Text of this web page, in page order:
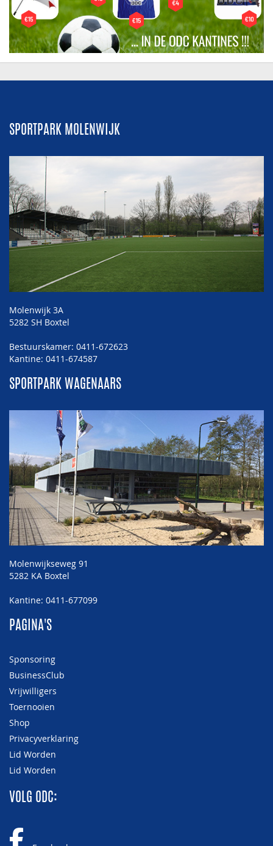
SPORTPARK MOLENWIJK
Molenwijk 3A
5282 SH Boxtel
Bestuurskamer: 0411-672623
Kantine: 0411-674587
SPORTPARK WAGENAARS
Molenwijkseweg 91
5282 KA Boxtel
Kantine: 0411-677099
PAGINA'S
Sponsoring
BusinessClub
Vrijwilligers
Toernooien
Shop
Privacyverklaring
Lid Worden
Lid Worden
VOLG ODC: